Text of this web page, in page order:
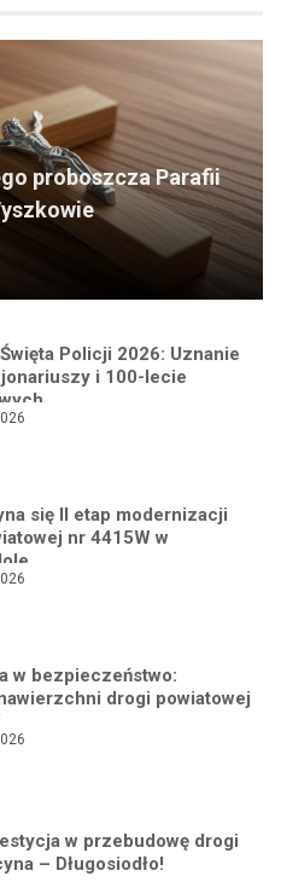
proboszcza Parafii
Policji 2026: Uznanie
i 100-lecie
się II etap modernizacji
nr 4415W w
w bezpieczeństwo:
drogi powiatowej
w przebudowę drogi
– Długosiodło!